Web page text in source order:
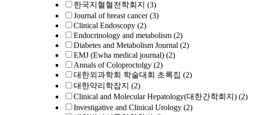
한국지혈혈전학회지 (3)
Journal of breast cancer (3)
Clinical Endoscopy (2)
Endocrinology and metabolism (2)
Diabetes and Metabolism Journal (2)
EMJ (Ewha medical journal) (2)
Annals of Coloproctolgy (2)
대한외과학회 학술대회 초록집 (2)
대한약리학잡지 (2)
Clinical and Molecular Hepatology(대한간학회지) (2)
Investigative and Clinical Urology (2)